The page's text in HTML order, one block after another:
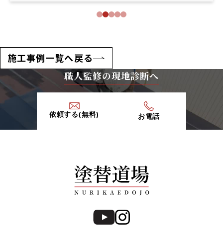
施工事例一覧へ戻る
職人監修の現地診断へ
依頼する(無料) お電話